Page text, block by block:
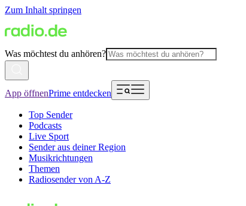
Zum Inhalt springen
Was möchtest du anhören?
App öffnenPrime entdecken
Top Sender
Podcasts
Live Sport
Sender aus deiner Region
Musikrichtungen
Themen
Radiosender von A-Z